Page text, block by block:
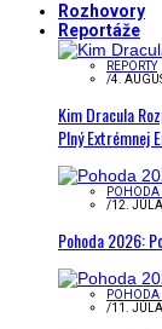
Rozhovory
Reportáže
REPORTY
/4.
Kim Dracula
Plný Extrémnej
POHODA
/12.
Pohoda 2026:
POHODA
/11.